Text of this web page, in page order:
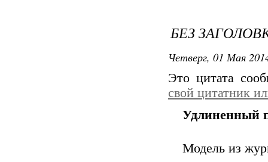
БЕЗ
Четверг, 01 Мая
Это цитата
свой цитатник
Удлиненный
Модель из